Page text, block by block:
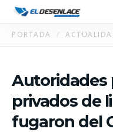
PORTADA
Autoridades
privados de
fugaron del